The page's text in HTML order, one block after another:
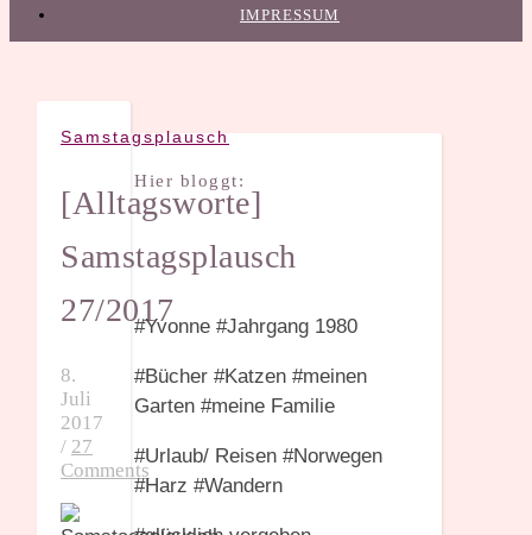
IMPRESSUM
Samstagsplausch
[Alltagsworte]
Samstagsplausch
27/2017
8.
Juli
2017
/ 27
Comments
Hier bloggt:
#Yvonne #Jahrgang 1980
#Bücher #Katzen #meinen
Garten #meine Familie
#Urlaub/ Reisen #Norwegen
#Harz #Wandern